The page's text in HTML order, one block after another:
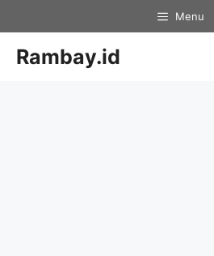
to
content
Menu
Rambay.id